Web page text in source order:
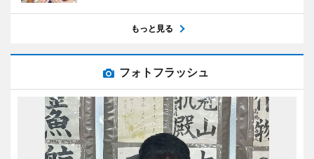
もっと見る
フォトフラッシュ